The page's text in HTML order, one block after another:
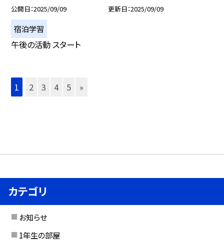
公開日 2025/09/09 更新日 2025/09/09
宿泊学習
午後の活動 スタート
1 2 3 4 5 »
カテゴリ
お知らせ
1年生の部屋